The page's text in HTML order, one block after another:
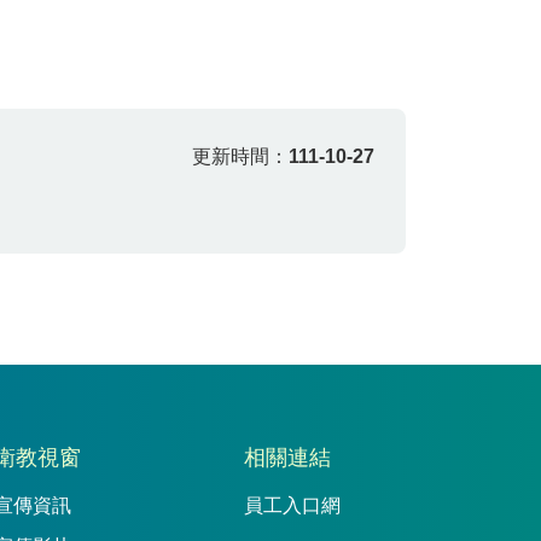
更新時間： 111-10-27
教視窗
傳資訊
相關連結
員工入口網